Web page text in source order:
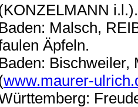
i.l.).
Baden: Malsch,
Äpfeln.
Baden: Bischweiler,
www.maurer-